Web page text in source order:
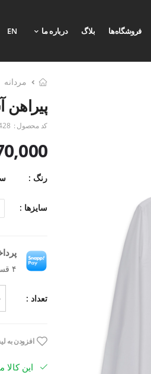
فروشگاه‌ها بلاگ درباره ما EN
مردانه
پیراهن
کد محصول :
رنگ :
سایزها :
۴ قسط بدون کارمزد، ماهانه ۲٬۰۹۲٬۵۰۰ تومان
تعداد :
افزودن به
این